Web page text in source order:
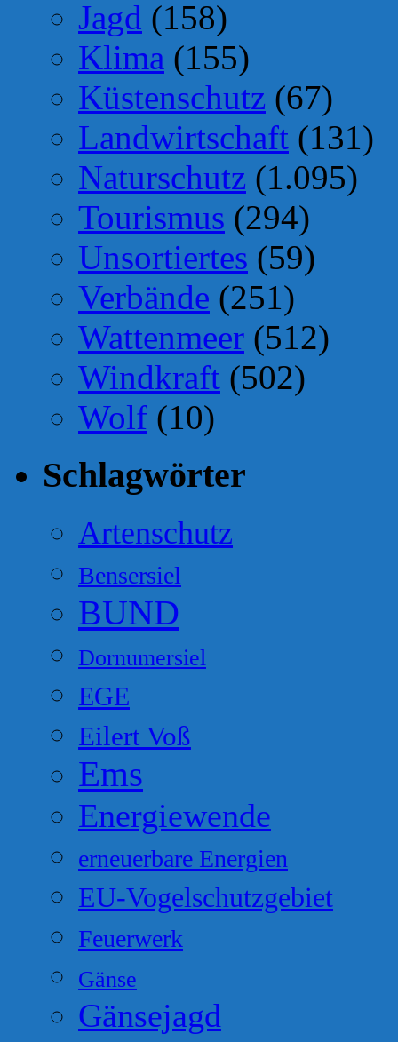
Jagd (158)
Klima (155)
Küstenschutz (67)
Landwirtschaft (131)
Naturschutz (1.095)
Tourismus (294)
Unsortiertes (59)
Verbände (251)
Wattenmeer (512)
Windkraft (502)
Wolf (10)
Schlagwörter
Artenschutz
Bensersiel
BUND
Dornumersiel
EGE
Eilert Voß
Ems
Energiewende
erneuerbare Energien
EU-Vogelschutzgebiet
Feuerwerk
Gänse
Gänsejagd